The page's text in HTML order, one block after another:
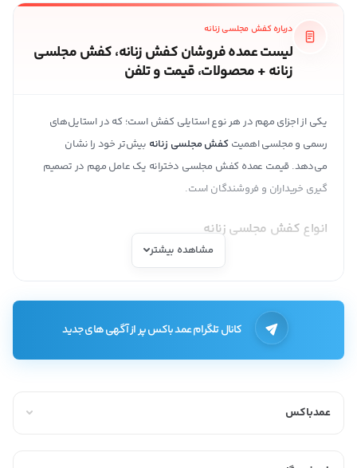
درباره کفش مجلسی زنانه
لیست عمده فروشان کفش زنانه، کفش مجلسی
زنانه + محصولات، قیمت و تلفن
یکی از اجزای مهم در هر نوع استایلی کفش است؛ که در استایل‌های
رسمی و مجلسی اهمیتکفش مجلسی زنانه بیش‌تر خود را نشان
می‌دهد. قیمت عمده کفش مجلسی دخترانه یک عامل مهم در تصمیم
گیری خریداران و فروشندگان است.
انواع کفش مجلسی زنانه
کفش های مجلسی زنانه افزوده می‌شود. تنوع در طرح
مدل جدید هر یک از این‌ها را تغییر می‌دهند و برای استایل‌های جدید
مورد استفاده قرار می‌گیرند. این تنوع زیاد در طرح و رنگ سبب شده
است که بتوان از کفش‌های مجلسی در استایل‌های مختلفی استفاده
در ساده‌ترین تقسیم بندی می‌توان کفش مجلسی زنانه را به صورت زیر
کفش پاشنه بلند
مشاهده بیشتر
کانال تلگرام عمد باکس پر از آگهی های جدید
عمدباکس